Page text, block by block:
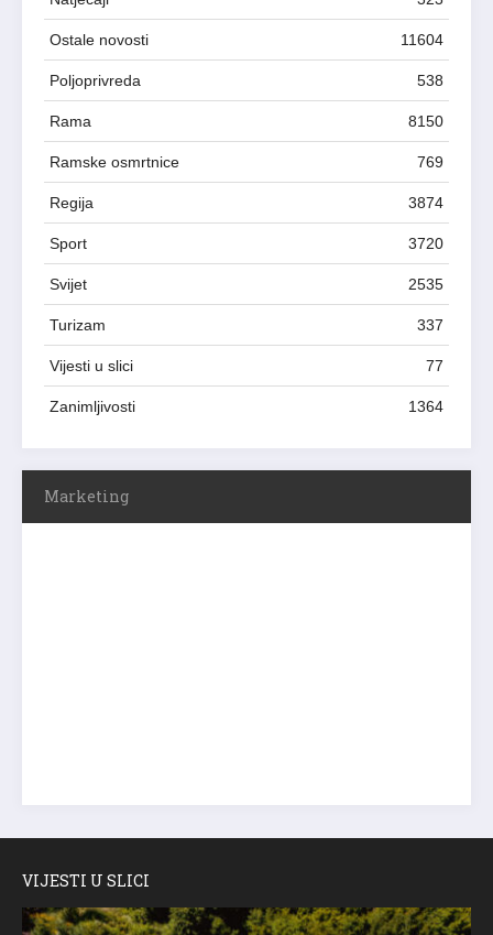
Ostale novosti 11604
Poljoprivreda 538
Rama 8150
Ramske osmrtnice 769
Regija 3874
Sport 3720
Svijet 2535
Turizam 337
Vijesti u slici 77
Zanimljivosti 1364
Marketing
VIJESTI U SLICI